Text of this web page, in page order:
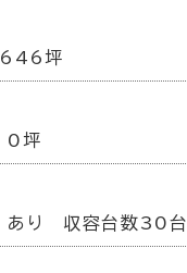
646坪
0坪
あり 収容台数30台